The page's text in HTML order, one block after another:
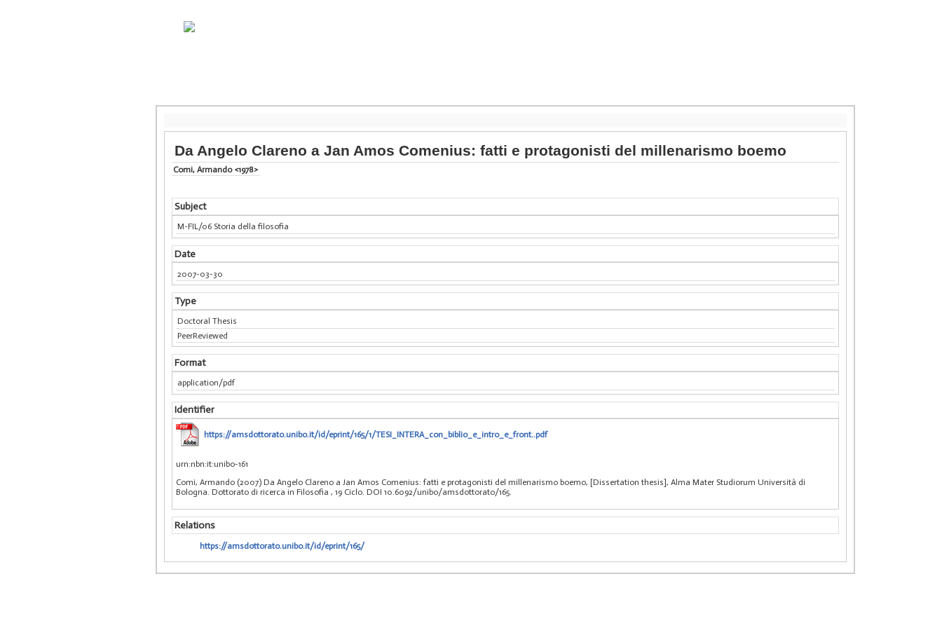
Da Angelo Clareno a Jan Amos Comenius: fatti e protagonisti del millenarismo boemo
Comi, Armando <1978>
Subject
M-FIL/06 Storia della filosofia
Date
2007-03-30
Type
Doctoral Thesis
PeerReviewed
Format
application/pdf
Identifier
https://amsdottorato.unibo.it/id/eprint/165/1/TESI_INTERA_con_biblio_e_intro_e_front..pdf
urn:nbn:it:unibo-161
Comi, Armando (2007) Da Angelo Clareno a Jan Amos Comenius: fatti e protagonisti del millenarismo boemo, [Dissertation thesis], Alma Mater Studiorum Università di
Bologna. Dottorato di ricerca in Filosofia , 19 Ciclo. DOI 10.6092/unibo/amsdottorato/165.
Relations
https://amsdottorato.unibo.it/id/eprint/165/